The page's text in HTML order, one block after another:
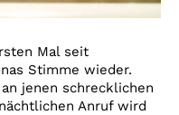
Mal seit
Stimme wieder.
jenen schrecklichen
Anruf wird